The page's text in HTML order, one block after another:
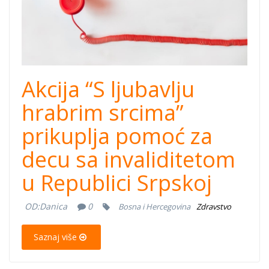
Akcija “S ljubavlju
hrabrim srcima”
prikuplja pomoć za
decu sa invaliditetom
u Republici Srpskoj
OD:Danica 0 Bosna i Hercegovina Zdravstvo
Saznaj više